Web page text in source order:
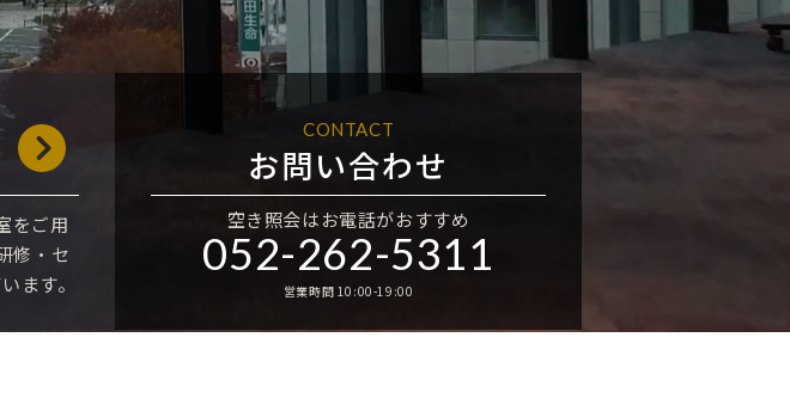
をご用
修・セ
ます。
CONTACT
お問い合わせ
空き照会はお電話がおすすめ
052-262-5311
営業時間 10:00-19:00